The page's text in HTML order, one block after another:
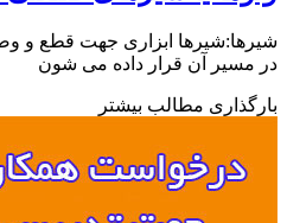
ابزاری جهت قطع و وصل و
آن قرار داده می شون
مطالب بیشتر